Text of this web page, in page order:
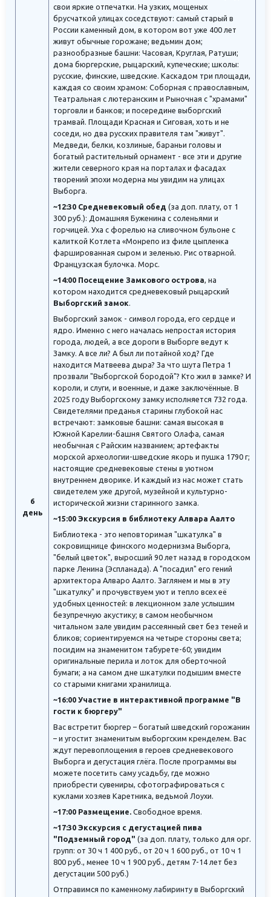
6
день
свои яркие отпечатки. На узких, мощеных
брусчаткой улицах соседствуют: самый старый в
России каменный дом, в котором вот уже 400 лет
живут обычные горожане; ведьмин дом;
разнообразные башни: Часовая, Круглая, Ратуши;
дома бюргерские, рыцарский, купеческие; школы:
русские, финские, шведские. Каскадом три площади,
каждая со своим храмом: Соборная с православным,
Театральная с лютеранским и Рыночная с "храмами"
торговли и банков; и посередине выборгский
трамвай. Площади Красная и Сиговая, хоть и не
соседи, но два русских правителя там "живут".
Медведи, белки, козлиные, бараньи головы и
богатый растительный орнамент - все эти и другие
жители северного края на порталах и фасадах
творений эпохи модерна мы увидим на улицах
Выборга.
~12:30 Средневековый обед (за доп. плату, от 1
300 руб.): Домашняя Буженина с соленьями и
горчицей. Уха с форелью на сливочном бульоне с
калиткой Котлета «Монрепо из филе цыпленка
фаршированная сыром и зеленью. Рис отварной.
Французская булочка. Морс.
~14:00 Посещение Замкового острова, на
котором находится средневековый рыцарский
Выборгский замок.
Выборгский замок - символ города, его сердце и
ядро. Именно с него началась непростая история
города, людей, а все дороги в Выборге ведут к
Замку. А все ли? А был ли потайной ход? Где
находится Матвеева дыра? За что шута Петра 1
прозвали "Выборгской бородой"? Кто жил в замке? И
короли, и слуги, и военные, и даже заключённые. В
2025 году Выборгскому замку исполняется 732 года.
Свидетелями преданья старины глубокой нас
встречают: замковые башни: самая высокая в
Южной Карелии-башня Святого Олафа, самая
необычная с Райским названием; артефакты
морской археологии-шведские якорь и пушка 1790 г;
настоящие средневековые стены в уютном
внутреннем дворике. И каждый из нас может стать
свидетелем уже другой, музейной и культурно-
исторической жизни старинного замка.
~15:00 Экскурсия в библиотеку Алвара Аалто
Библиотека - это неповторимая "шкатулка" в
сокровищнице финского модернизма Выборга,
"белый цветок", выросший 90 лет назад в городском
парке Ленина (Эспланада). А "посадил" его гений
архитектора Алваро Аалто. Заглянем и мы в эту
"шкатулку" и прочувствуем уют и тепло всех её
удобных ценностей: в лекционном зале услышим
безупречную акустику; в самом необычном
читальном зале увидим рассеянный свет без теней и
бликов; сориентируемся на четыре стороны света;
посидим на знаменитом табурете-60; увидим
оригинальные перила и лоток для оберточной
бумаги; а на самом дне шкатулки подышим вместе
со старыми книгами хранилища.
~16:00 Участие в интерактивной программе "В
гости к бюргеру"
Вас встретит бюргер – богатый шведский горожанин
– и угостит знаменитым выборгским кренделем. Вас
ждут перевоплощения в героев средневекового
Выборга и дегустация глёга. После программы вы
можете посетить саму усадьбу, где можно
приобрести сувениры, сфотографироваться с
куклами хозяев Каретника, ведьмой Лоухи.
~17:00 Размещение. Свободное время.
~17:30 Экскурсия с дегустацией пива
"Подземный город" (за доп. плату, только для орг.
групп: от 30 ч 1 400 руб., от 20 ч 1 600 руб., от 10 ч 1
800 руб., менее 10 ч 1 900 руб., детям 7-14 лет без
дегустации 500 руб.)
Отправимся по каменному лабиринту в Выборгский